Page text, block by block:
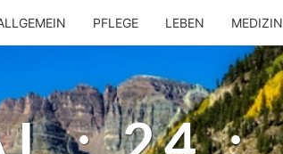
PFLEGE LEBEN MEDIZIN